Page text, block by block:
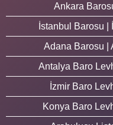
Ankara
İstanbul Barosu
Adana Barosu |
Antalya Baro
İzmir Baro
Konya Baro